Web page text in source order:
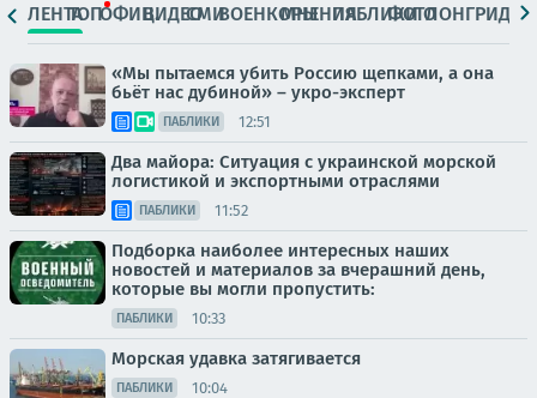
ЛЕНТАТОПОФИЦ.ВИДЕОСМИВОЕНКОРЫМНЕНИЯПАБЛИКИ
ФОТОЛОНГРИДЫ
«Мы пытаемся убить Россию щепками, а она
бьёт нас дубиной» – укро-эксперт
ПАБЛИКИ 12:51
Два майора: Ситуация с украинской морской
логистикой и экспортными отраслями
ПАБЛИКИ 11:52
Подборка наиболее интересных наших
новостей и материалов за вчерашний день,
которые вы могли пропустить:
ПАБЛИКИ 10:33
Морская удавка затягивается
ПАБЛИКИ 10:04